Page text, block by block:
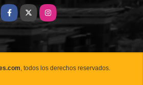
Facebook
X Instagram
, todos los derechos reservados.